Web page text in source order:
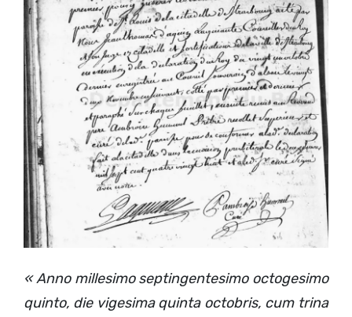
« Anno millesimo septingentesimo octogesimo
quinto, die vigesima quinta octobris, cum trina